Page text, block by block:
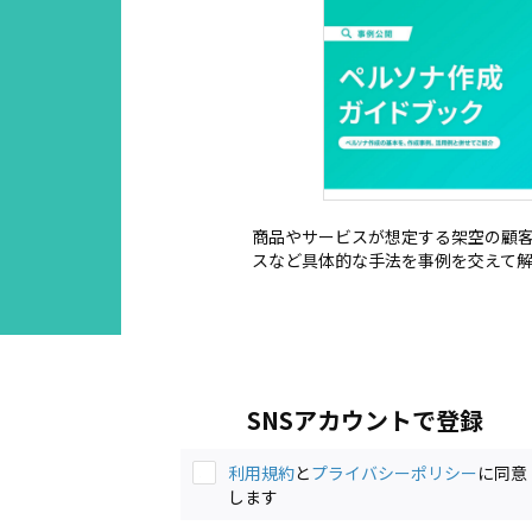
商品やサービスが想定する架空の顧
スなど具体的な手法を事例を交えて
SNSアカウントで登録
利用規約とプライバシーポリシーに同意
します